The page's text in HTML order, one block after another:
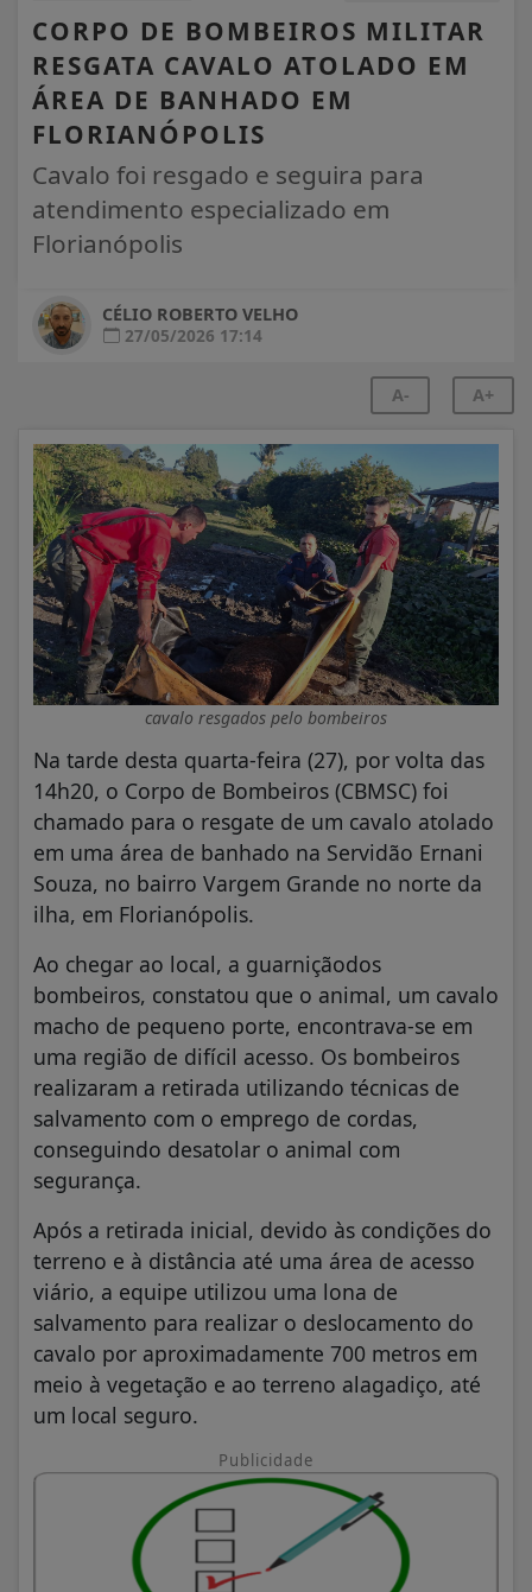
CORPO DE BOMBEIROS MILITAR
RESGATA CAVALO ATOLADO EM
ÁREA DE BANHADO EM
FLORIANÓPOLIS
Cavalo foi resgado e seguira para
atendimento especializado em
Florianópolis
CÉLIO ROBERTO VELHO
27/05/2026 17:14
A- A+
cavalo resgados pelo bombeiros
Na tarde desta quarta-feira (27), por volta das
14h20, o Corpo de Bombeiros (CBMSC) foi
chamado para o resgate de um cavalo atolado
em uma área de banhado na Servidão Ernani
Souza, no bairro Vargem Grande no norte da
ilha, em Florianópolis.
Ao chegar ao local, a guarniçãodos
bombeiros, constatou que o animal, um cavalo
macho de pequeno porte, encontrava-se em
uma região de difícil acesso. Os bombeiros
realizaram a retirada utilizando técnicas de
salvamento com o emprego de cordas,
conseguindo desatolar o animal com
segurança.
Após a retirada inicial, devido às condições do
terreno e à distância até uma área de acesso
viário, a equipe utilizou uma lona de
salvamento para realizar o deslocamento do
cavalo por aproximadamente 700 metros em
meio à vegetação e ao terreno alagadiço, até
um local seguro.
Publicidade